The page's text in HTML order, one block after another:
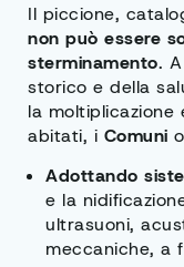
Il piccione,
non può essere
sterminamento.
storico e della
la moltiplicazione
abitati, i Comuni
Adottando
e la
ultrasuoni,
meccaniche, a